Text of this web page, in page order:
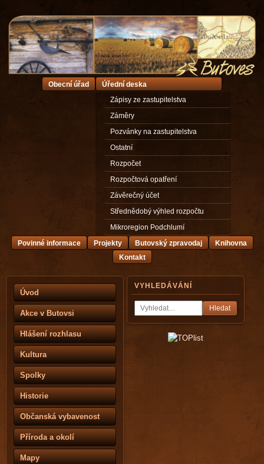
Úvod
Akce v Butovsi
Hlášení rozhlasu
Kultura
Spolky
Historie
Občanská vybavenost
Příroda a okolí
Mapy
VYHLEDÁVÁNÍ
Hledat
Obecní úřad
Úřední deska
Zápisy ze zastupitelstva
Záměry
Pozvánky na zastupitelstva
Ostatní
Rozpočet
Rozpočtová opatření
Závěrečný účet
Střednědobý výhled rozpočtu
Mikroregion Podchlumí
Povinné informace
Projekty Butovský zpravodaj
Knihovna
Kontakt